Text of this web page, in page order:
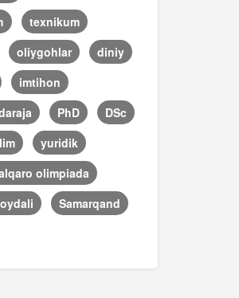
texnikum
oliygohlar
diniy
imtihon
PhD
DSc
yuridik
olimpiada
Samarqand